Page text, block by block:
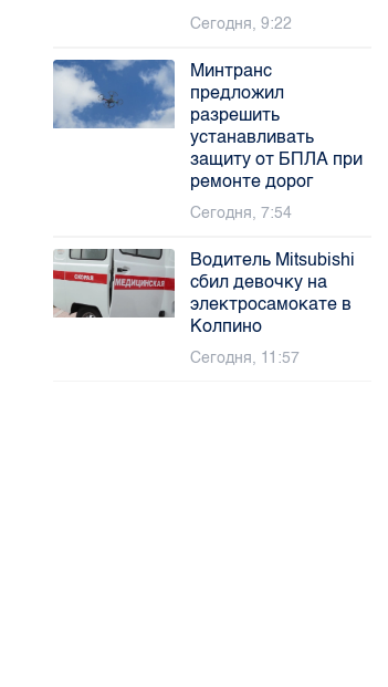
Сегодня, 9:22
Минтранс
предложил
разрешить
устанавливать
защиту от БПЛА при
ремонте дорог
Сегодня, 7:54
Водитель Mitsubishi
сбил девочку на
электросамокате в
Колпино
Сегодня, 11:57